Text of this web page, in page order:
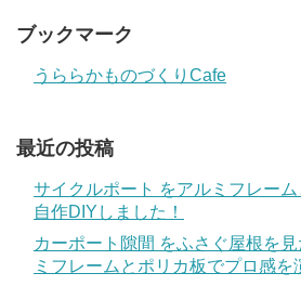
ブックマーク
うららかものづくりCafe
最近の投稿
サイクルポート をアルミフレー
自作DIYしました！
カーポート隙間 をふさぐ屋根を
ミフレームとポリカ板でプロ感を